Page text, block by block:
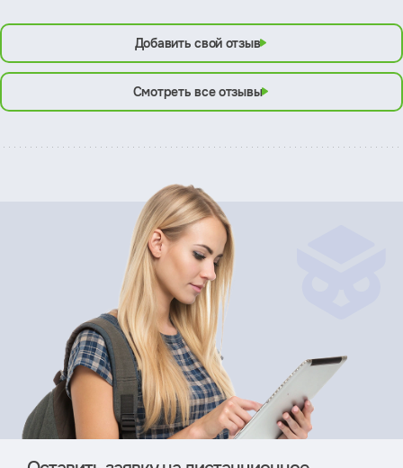
Добавить свой отзыв
Смотреть все отзывы